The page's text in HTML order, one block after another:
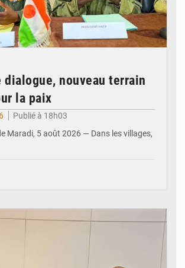
nouveau terrain
la paix
Publié à 18h03
Maradi, 5 août 2026 — Dans les villages,